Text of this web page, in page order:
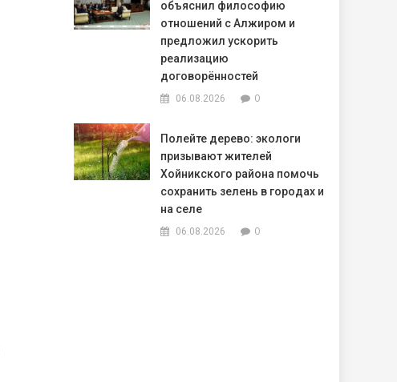
объяснил философию
отношений с Алжиром и
предложил ускорить
реализацию
договорённостей
06.08.2026 0
Полейте дерево: экологи
призывают жителей
Хойникского района помочь
сохранить зелень в городах и
на селе
06.08.2026 0